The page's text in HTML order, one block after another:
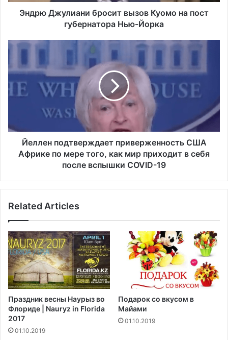
и
р
о
с
и
ы
у
м
а
п
о
с
т
г
у
б
е
р
Эндрю Джулиани бросит вызов Куомо на пост
губернатора Нью-Йорка
Й
л
е
н
д
а
п
р
и
в
е
р
ж
е
н
н
Йеллен подтверждает приверженность США
Африке по мере того, как мир приходит в себя
после вспышки COVID-19
Related Articles
Праздник весны Наурыз во
Флориде | Nauryz in Florida
2017
01.10.2019
Подарок со вкусом в
Майами
01.10.2019